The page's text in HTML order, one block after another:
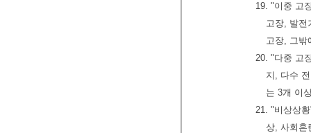
19. "이중 고
고장, 발전
고장, 그밖
20. "다중 고
지, 다수
는 3개 이
21. "비상상
상, 사회혼